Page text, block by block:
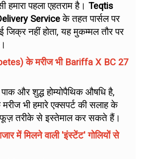
हमारा पहला एहतराम है। Teqtis
Serviceके तहत पार्सल पर
जिक्र नहीं होता, यह मुकम्मल तौर पर
के मरीज भी Bariffa X BC 27
और शुद्ध होम्योपैथिक औषधि है,
भी हमारे एक्सपर्ट की सलाह के
तरीके से इस्तेमाल कर सकते हैं।
में मिलने वाली 'इंस्टेंट' गोलियों से